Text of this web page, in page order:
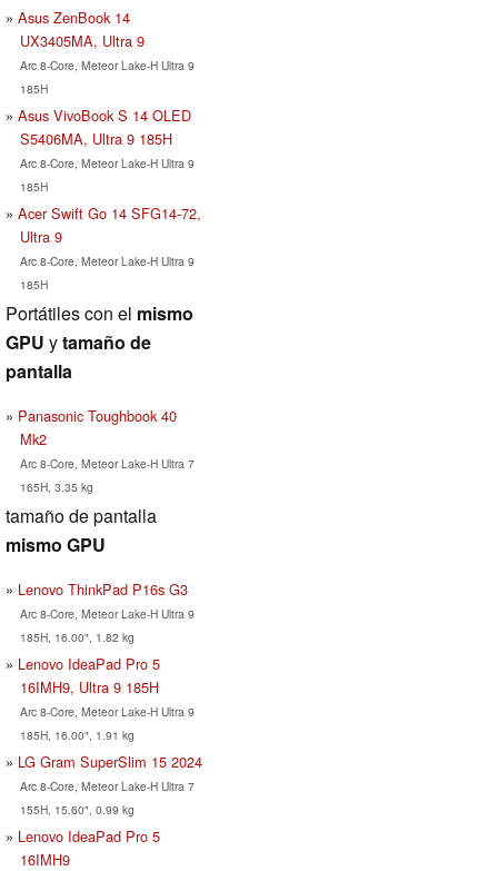
Asus ZenBook 14
UX3405MA, Ultra 9
Arc 8-Core, Meteor Lake-H Ultra 9
185H
Asus VivoBook S 14 OLED
S5406MA, Ultra 9 185H
Arc 8-Core, Meteor Lake-H Ultra 9
185H
Acer Swift Go 14 SFG14-72,
Ultra 9
Arc 8-Core, Meteor Lake-H Ultra 9
185H
Portátiles con el mismo
GPU ytamaño de
pantalla
Panasonic Toughbook 40
Mk2
Arc 8-Core, Meteor Lake-H Ultra 7
165H, 3.35 kg
tamaño de pantalla
mismo GPU
Lenovo ThinkPad P16s G3
Arc 8-Core, Meteor Lake-H Ultra 9
185H, 16.00", 1.82 kg
Lenovo IdeaPad Pro 5
16IMH9, Ultra 9 185H
Arc 8-Core, Meteor Lake-H Ultra 9
185H, 16.00", 1.91 kg
LG Gram SuperSlim 15 2024
Arc 8-Core, Meteor Lake-H Ultra 7
155H, 15.60", 0.99 kg
Lenovo IdeaPad Pro 5
16IMH9